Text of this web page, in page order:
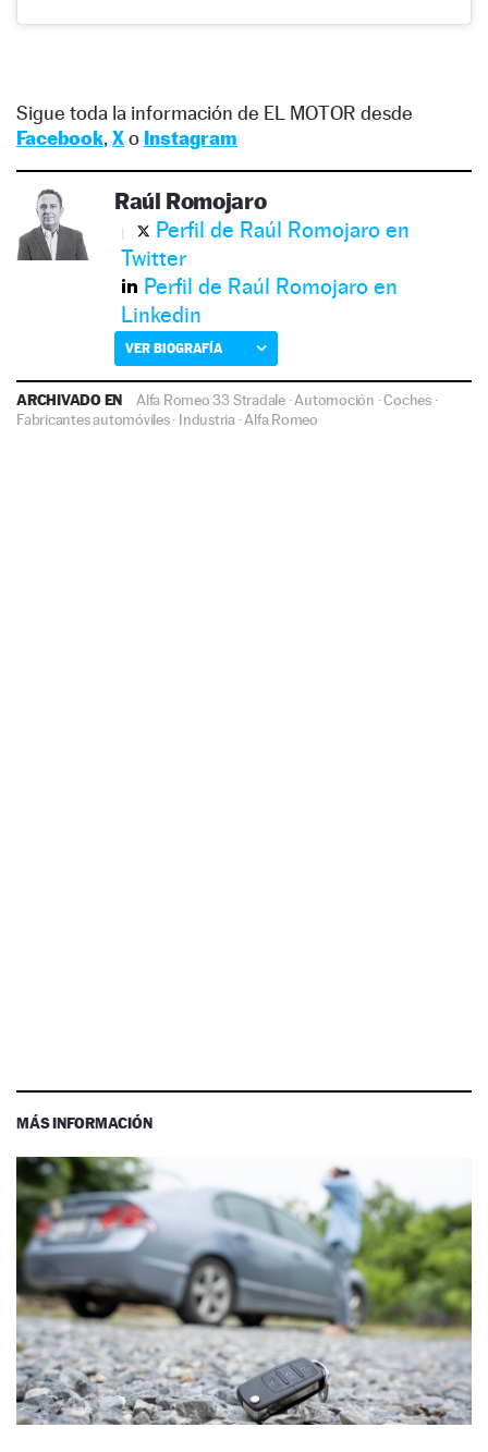
Sigue toda la información de EL MOTOR desde
Facebook, Xo Instagram
Raúl Romojaro
Perfil de Raúl Romojaro en
Twitter
Perfil de Raúl Romojaro en
Linkedin
VER BIOGRAFÍA
ARCHIVADO EN Alfa Romeo 33 Stradale·Automoción ·Coches·
Fabricantes automóviles· Industria·Alfa Romeo
MÁS INFORMACIÓN